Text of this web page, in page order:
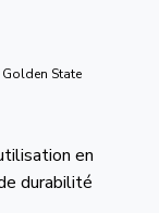
en
durabilité